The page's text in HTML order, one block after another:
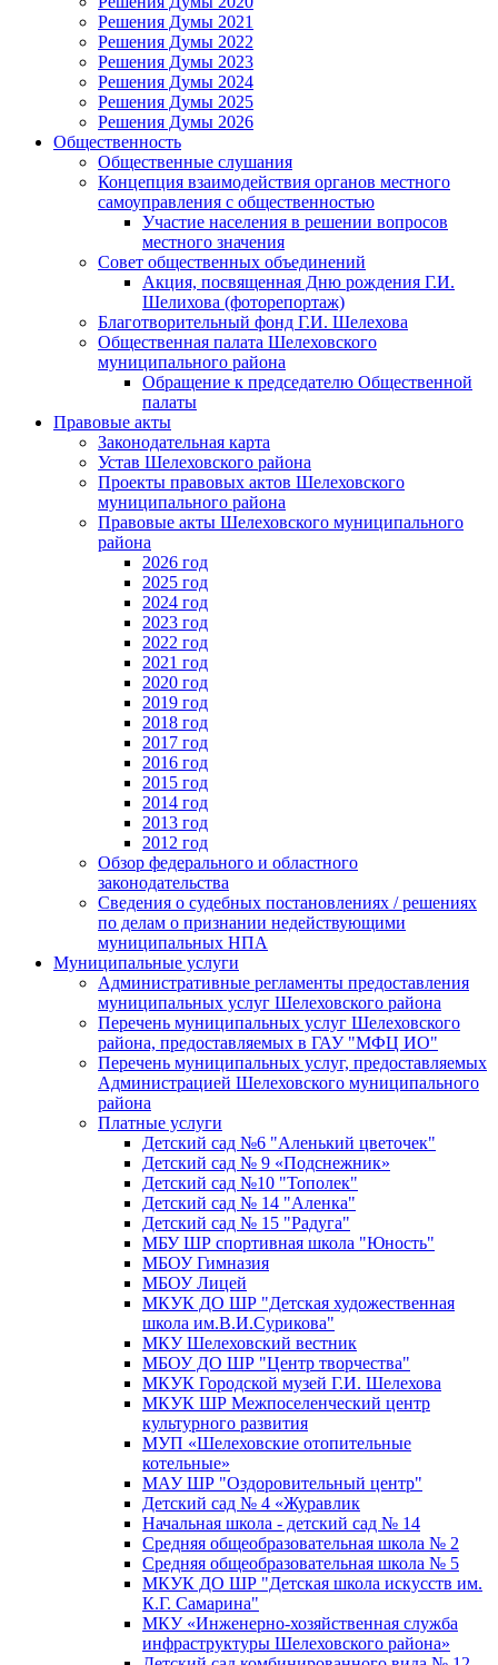
Решения Думы 2021
Решения Думы 2022
Решения Думы 2023
Решения Думы 2024
Решения Думы 2025
Решения Думы 2026
Общественность
Общественные слушания
Концепция взаимодействия органов местного
самоуправления с общественностью
Участие населения в решении вопросов
местного значения
Совет общественных объединений
Акция, посвященная Дню рождения Г.И.
Шелихова (фоторепортаж)
Благотворительный фонд Г.И. Шелехова
Общественная палата Шелеховского
муниципального района
Обращение к председателю Общественной
палаты
Правовые акты
Законодательная карта
Устав Шелеховского района
Проекты правовых актов Шелеховского
муниципального района
Правовые акты Шелеховского муниципального
района
2026 год
2025 год
2024 год
2023 год
2022 год
2021 год
2020 год
2019 год
2018 год
2017 год
2016 год
2015 год
2014 год
2013 год
2012 год
Обзор федерального и областного
законодательства
Сведения о судебных постановлениях / решениях
по делам о признании недействующими
муниципальных НПА
Муниципальные услуги
Административные регламенты предоставления
муниципальных услуг Шелеховского района
Перечень муниципальных услуг Шелеховского
района, предоставляемых в ГАУ "МФЦ ИО"
Перечень муниципальных услуг, предоставляемых
Администрацией Шелеховского муниципального
района
Платные услуги
Детский сад №6 "Аленький цветочек"
Детский сад № 9 «Подснежник»
Детский сад №10 "Тополек"
Детский сад № 14 "Аленка"
Детский сад № 15 "Радуга"
МБУ ШР спортивная школа "Юность"
МБОУ Гимназия
МБОУ Лицей
МКУК ДО ШР "Детская художественная
школа им.В.И.Сурикова"
МКУ Шелеховский вестник
МБОУ ДО ШР "Центр творчества"
МКУК Городской музей Г.И. Шелехова
МКУК ШР Межпоселенческий центр
культурного развития
МУП «Шелеховские отопительные
котельные»
МАУ ШР "Оздоровительный центр"
Детский сад № 4 «Журавлик
Начальная школа - детский сад № 14
Средняя общеобразовательная школа № 2
Средняя общеобразовательная школа № 5
МКУК ДО ШР "Детская школа искусств им.
К.Г. Самарина"
МКУ «Инженерно-хозяйственная служба
инфраструктуры Шелеховского района»